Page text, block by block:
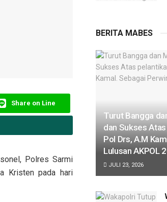
Share on Line
Polres Sarmi
Kristen pada hari
BERITA MABES
Turut Bangga
dan Sukses
Pol Drs, A.M
Lulusan AKPOL
JULI 23, 2026